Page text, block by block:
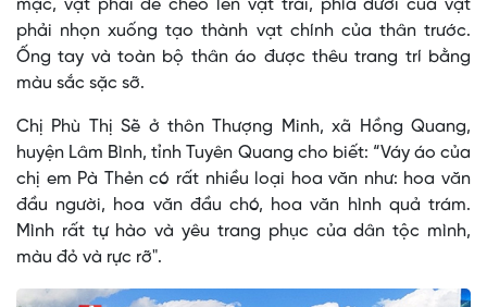
mặc, vạt phải đè chéo lên vạt trái, phía dưới của vạt
phải nhọn xuống tạo thành vạt chính của thân trước.
Ống tay và toàn bộ thân áo được thêu trang trí bằng
màu sắc sặc sỡ.
Chị Phù Thị Sẽ ở thôn Thượng Minh, xã Hồng Quang,
huyện Lâm Bình, tỉnh Tuyên Quang cho biết: “Váy áo của
chị em Pà Thẻn có rất nhiều loại hoa văn như: hoa văn
đầu người, hoa văn đầu chó, hoa văn hình quả trám.
Mình rất tự hào và yêu trang phục của dân tộc mình,
màu đỏ và rực rỡ".